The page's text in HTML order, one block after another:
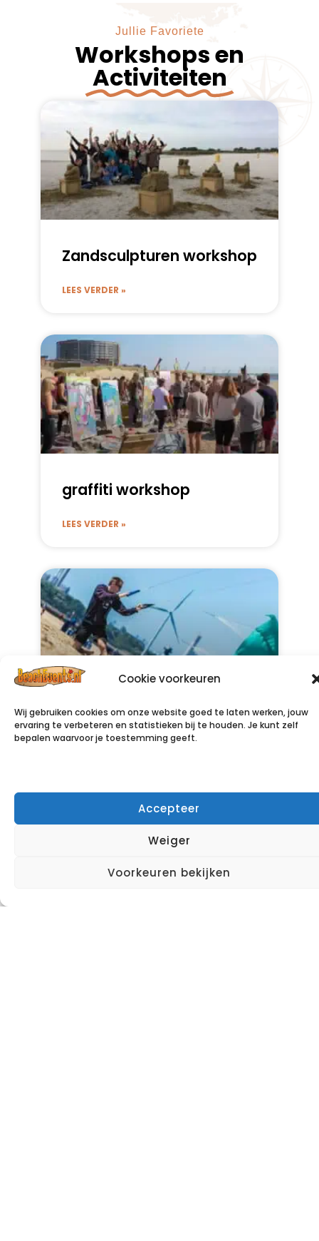
Cookie voorkeuren
Wij gebruiken cookies om onze website goed te laten werken, jouw
ervaring te verbeteren en statistieken bij te houden. Je kunt zelf
bepalen waarvoor je toestemming geeft.
Accepteer
Weiger
Voorkeuren bekijken
Jullie Favoriete
Workshops en
Activiteiten
Zandsculpturen workshop
LEES VERDER »
graffiti workshop
LEES VERDER »
Powerkiten